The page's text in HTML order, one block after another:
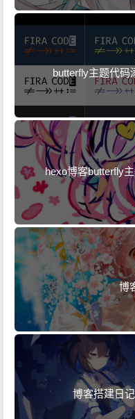
butterfly主题代码
hexo博客butterfly
博
博客搭建日